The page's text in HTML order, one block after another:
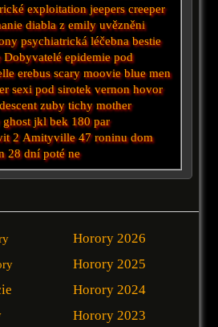
exploitation jeepers creeper
diabla z emilyuvězněni
psychiatrická léčebna bestie
Dobyvatelé epidemie pod
erebus scary moovie blue men
sexi podsirotek vernon hovor
descent zuby tichy mother
ghost jkl bek 180 par
2Amityville 47 roninu dom
28 dní poté ne
Horory 2026
Horory 2025
Horory 2024
Horory 2023